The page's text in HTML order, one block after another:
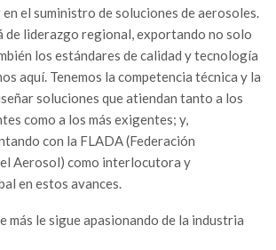
el suministro de soluciones de aerosoles.
de liderazgo regional, exportando no solo
los estándares de calidad y tecnología
aquí. Tenemos la competencia técnica y la
soluciones que atiendan tanto a los
como a los más exigentes; y,
con la FLADA (Federación
Aerosol) como interlocutora y
en estos avances.
más le sigue apasionando de la industria